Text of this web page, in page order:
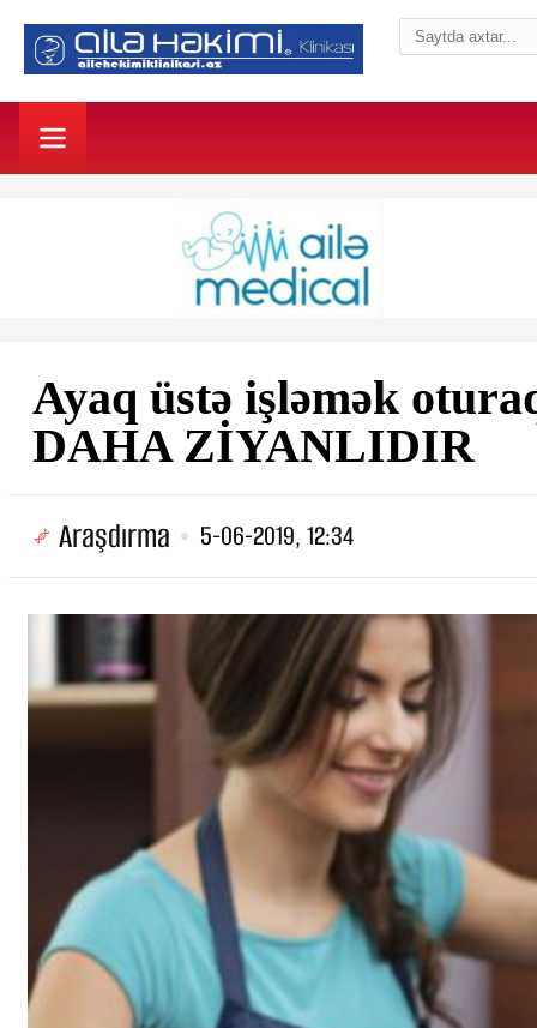
Ayaq üstə işləmək
DAHA ZİYANLIDIR
Araşdırma 5-06-2019, 12:34